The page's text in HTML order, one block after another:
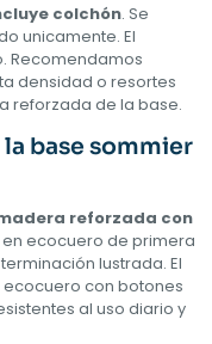
colchón. Se
unicamente. El
Recomendamos
densidad o resortes
reforzada de la base.
base sommier
reforzada con
ecocuero de primera
lustrada. El
con botones
al uso diario y